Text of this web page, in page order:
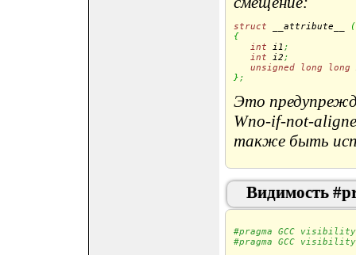
struct __attribute__
(
{
int i1;
int i2;
unsigned
long long
};
Это
Wno-if-not-
также быть
Видимость
#pragma GCC
#pragma GCC